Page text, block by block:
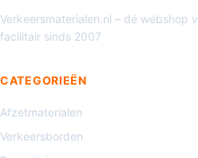
Verkeersmaterialen.nl – dé webshop
facilitair sinds 2007
CATEGORIEËN
Afzetmaterialen
Verkeersborden